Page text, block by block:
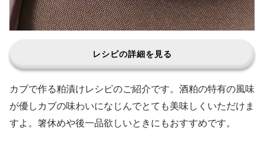
レシピの詳細を見る
カブで作る粕漬けレシピのご紹介です。酒粕の特有の風味
が優しカブの味わいになじんでとても美味しくいただけま
すよ。箸休めや後一品欲しいときにもおすすめです。